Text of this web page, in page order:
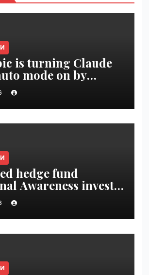
is turning Claude
mode on by
hedge fund
Awareness invests
chip startup Source
VseTime.ru